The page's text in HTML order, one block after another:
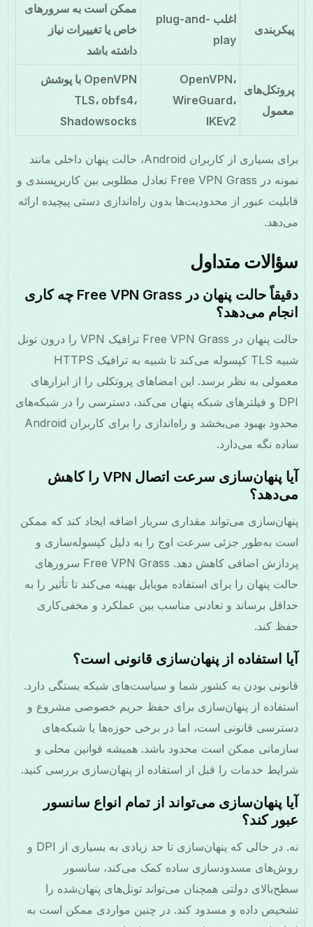
پیکربندی
اغلب plug-and-
play
ممکن است به سرورهای
خاص یا تغییرات نیاز
داشته باشد
پروتکل‌های
معمول
OpenVPN،
WireGuard،
IKEv2
OpenVPN با پوشش
TLS، obfs4،
Shadowsocks
برای بسیاری از کاربران Android، حالت پنهان داخلی مانند
نمونه در Free VPN Grass تعادل مطلوبی بین کاربرپسندی و
قابلیت عبور از محدودیت‌ها بدون راه‌اندازی دستی پیچیده ارائه
می‌دهد.
سؤالات متداول
دقیقاً حالت پنهان در Free VPN Grass چه کاری
انجام می‌دهد؟
حالت پنهان در Free VPN Grass ترافیک VPN را درون تونل
شبیه TLS کپسوله می‌کند تا شبیه به ترافیک HTTPS
معمولی به نظر برسد. این امضاهای پروتکلی را از ابزارهای
DPI و فیلترهای شبکه پنهان می‌کند، دسترسی را در شبکه‌های
محدود بهبود می‌بخشد و راه‌اندازی را برای کاربران Android
ساده نگه می‌دارد.
آیا پنهان‌سازی سرعت اتصال VPN را کاهش
می‌دهد؟
پنهان‌سازی می‌تواند مقداری سربار اضافه ایجاد کند که ممکن
است به‌طور جزئی سرعت اوج را به دلیل کپسوله‌سازی و
پردازش اضافی کاهش دهد. Free VPN Grass سرورهای
حالت پنهان را برای استفاده موبایل بهینه می‌کند تا تأثیر را به
حداقل برساند و تعادنی مناسب بین عملکرد و مخفی‌کاری
حفظ کند.
آیا استفاده از پنهان‌سازی قانونی است؟
قانونی بودن به کشور شما و سیاست‌های شبکه بستگی دارد.
استفاده از پنهان‌سازی برای حفظ حریم خصوصی مشروع و
دسترسی قانونی است، اما در برخی حوزه‌ها یا شبکه‌های
سازمانی ممکن است محدود باشد. همیشه قوانین محلی و
شرایط خدمات را قبل از استفاده از پنهان‌سازی بررسی کنید.
آیا پنهان‌سازی می‌تواند از تمام انواع سانسور
عبور کند؟
نه. در حالی که پنهان‌سازی تا حد زیادی به بسیاری از DPI و
روش‌های مسدودسازی ساده کمک می‌کند، سانسور
سطح‌بالای دولتی همچنان می‌تواند تونل‌های پنهان‌شده را
تشخیص داده و مسدود کند. در چنین مواردی ممکن است به